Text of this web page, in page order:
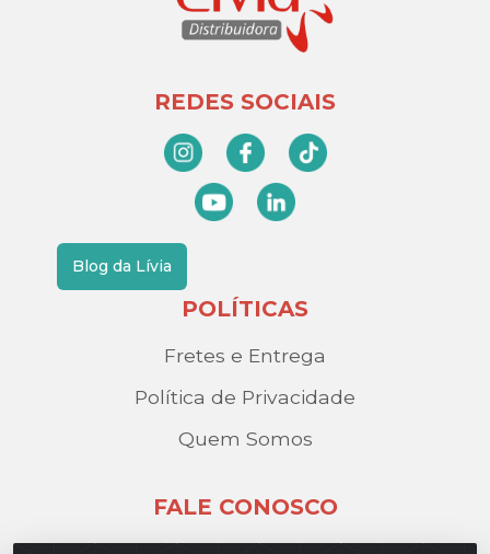
REDES SOCIAIS
Blog da Lívia
POLÍTICAS
Fretes e Entrega
Política de Privacidade
Quem Somos
FALE CONOSCO